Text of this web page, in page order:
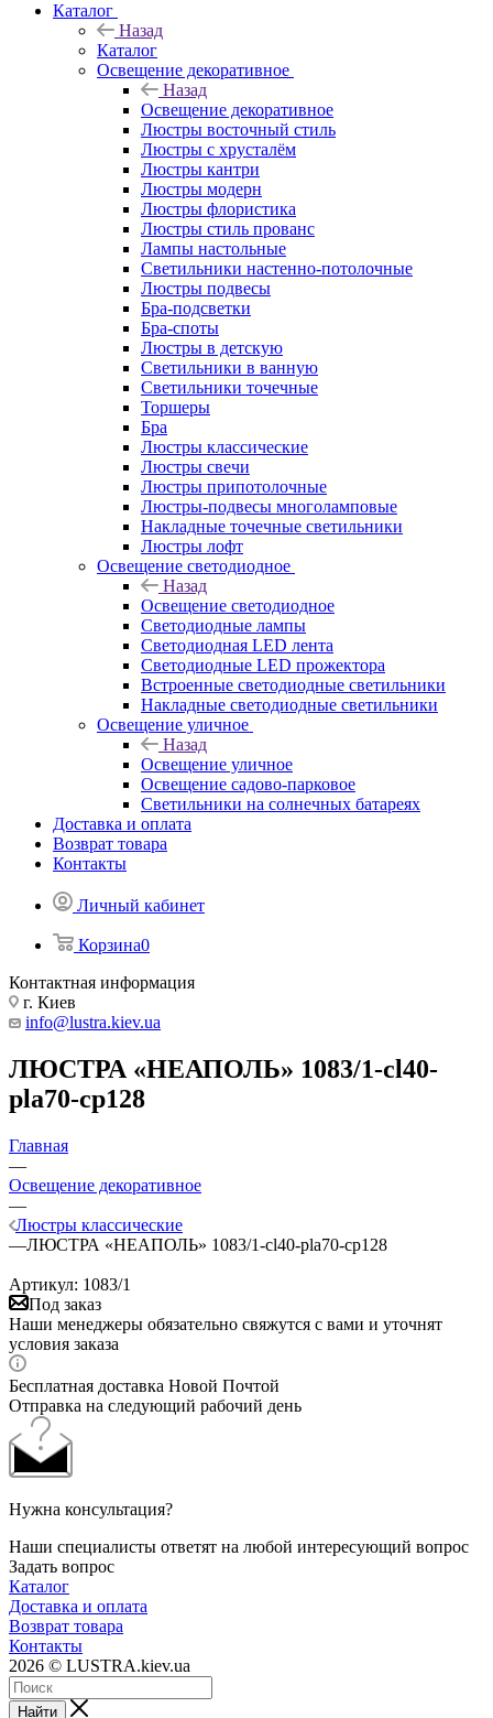
Каталог
Назад
Каталог
Освещение декоративное
Назад
Освещение декоративное
Люстры восточный стиль
Люстры с хрусталём
Люстры кантри
Люстры модерн
Люстры флористика
Люстры стиль прованс
Лампы настольные
Светильники настенно-потолочные
Люстры подвесы
Бра-подсветки
Бра-споты
Люстры в детскую
Светильники в ванную
Светильники точечные
Торшеры
Бра
Люстры классические
Люстры свечи
Люстры припотолочные
Люстры-подвесы многоламповые
Накладные точечные светильники
Люстры лофт
Освещение светодиодное
Назад
Освещение светодиодное
Светодиодные лампы
Светодиодная LED лента
Светодиодные LED прожектора
Встроенные светодиодные светильники
Накладные светодиодные светильники
Освещение уличное
Назад
Освещение уличное
Освещение садово-парковое
Светильники на солнечных батареях
Доставка и оплата
Возврат товара
Контакты
Личный кабинет
Корзина0
Контактная информация
г. Киев
info@lustra.kiev.ua
ЛЮСТРА «НЕАПОЛЬ» 1083/1-cl40-
pla70-cp128
Главная
—
Освещение декоративное
—
Люстры классические
—ЛЮСТРА «НЕАПОЛЬ» 1083/1-cl40-pla70-cp128
Артикул: 1083/1
Под заказ
Наши менеджеры обязательно свяжутся с вами и уточнят
условия заказа
Бесплатная доставка Новой Почтой
Отправка на следующий рабочий день
Нужна консультация?
Наши специалисты ответят на любой интересующий вопрос
Задать вопрос
Каталог
Доставка и оплата
Возврат товара
Контакты
2026 © LUSTRA.kiev.ua
Найти